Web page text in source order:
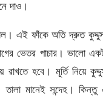
দাও।
এই ফাঁকে অতি দ্রুত
ভেতর পাচার। ভালো
রাখতে হবে। মূর্তি নিয়ে
তালা মানেই সন্দেহ।